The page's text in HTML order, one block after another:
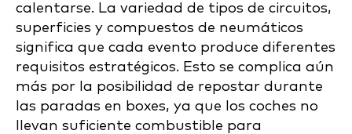
calentarse. La variedad de tipos de circuitos,
superficies y compuestos de neumáticos
significa que cada evento produce diferentes
requisitos estratégicos. Esto se complica aún
más por la posibilidad de repostar durante
las paradas en boxes, ya que los coches no
llevan suficiente combustible para